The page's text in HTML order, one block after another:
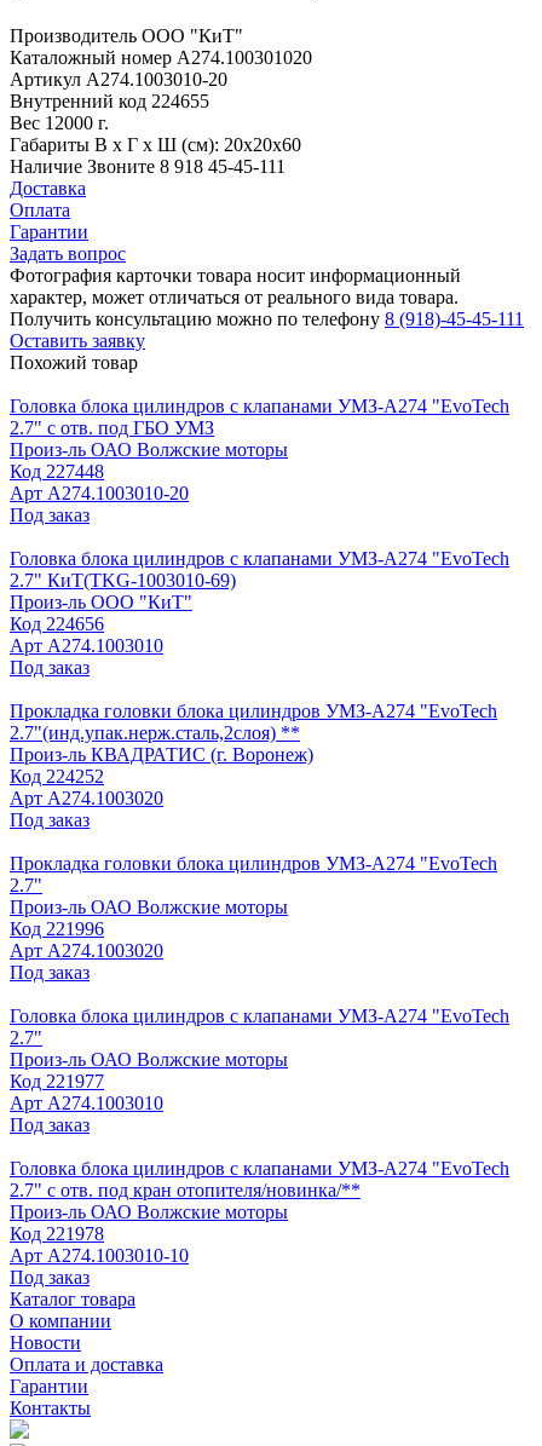
Производитель ООО "КиТ"
Каталожный номер А274.100301020
Артикул А274.1003010-20
Внутренний код 224655
Вес 12000 г.
Габариты В х Г х Ш (см): 20х20х60
Наличие Звоните 8 918 45-45-111
Доставка
Оплата
Гарантии
Задать вопрос
Фотография карточки товара носит информационный
характер, может отличаться от реального вида товара.
Получить консультацию можно по телефону 8 (918)-45-45-111
Оставить заявку
Похожий товар
Головка блока цилиндров с клапанами УМЗ-А274 "EvoTech
2.7" с отв. под ГБО УМЗ
Произ-ль ОАО Волжские моторы
Код 227448
Арт А274.1003010-20
Под заказ
Головка блока цилиндров с клапанами УМЗ-А274 "EvoTech
2.7" КиТ(TKG-1003010-69)
Произ-ль ООО "КиТ"
Код 224656
Арт А274.1003010
Под заказ
Прокладка головки блока цилиндров УМЗ-А274 "EvoTech
2.7"(инд.упак.нерж.сталь,2слоя) **
Произ-ль КВАДРАТИС (г. Воронеж)
Код 224252
Арт А274.1003020
Под заказ
Прокладка головки блока цилиндров УМЗ-А274 "EvoTech
2.7"
Произ-ль ОАО Волжские моторы
Код 221996
Арт А274.1003020
Под заказ
Головка блока цилиндров с клапанами УМЗ-А274 "EvoTech
2.7"
Произ-ль ОАО Волжские моторы
Код 221977
Арт А274.1003010
Под заказ
Головка блока цилиндров с клапанами УМЗ-А274 "EvoTech
2.7" с отв. под кран отопителя/новинка/**
Произ-ль ОАО Волжские моторы
Код 221978
Арт А274.1003010-10
Под заказ
Каталог товара
О компании
Новости
Оплата и доставка
Гарантии
Контакты